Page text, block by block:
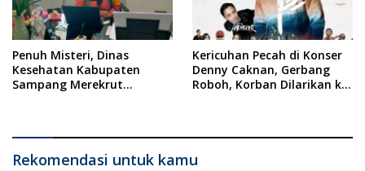
Penuh Misteri, Dinas
Kesehatan Kabupaten
Sampang Merekrut
Kericuhan Pecah di Konser
Denny Caknan, Gerbang
Roboh, Korban Dilarikan ke
Rekomendasi untuk kamu